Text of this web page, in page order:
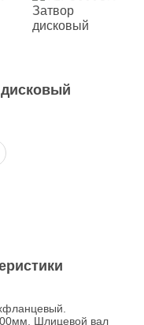
дисковый
Шлицевой вал